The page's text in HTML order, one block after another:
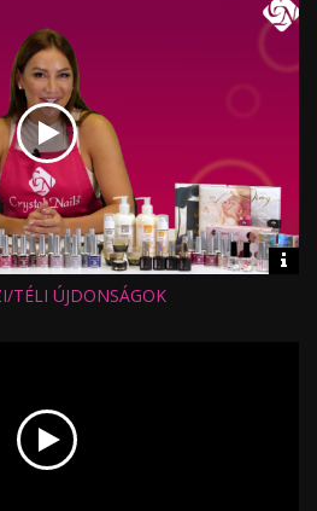
TÉLI ÚJDONSÁGOK